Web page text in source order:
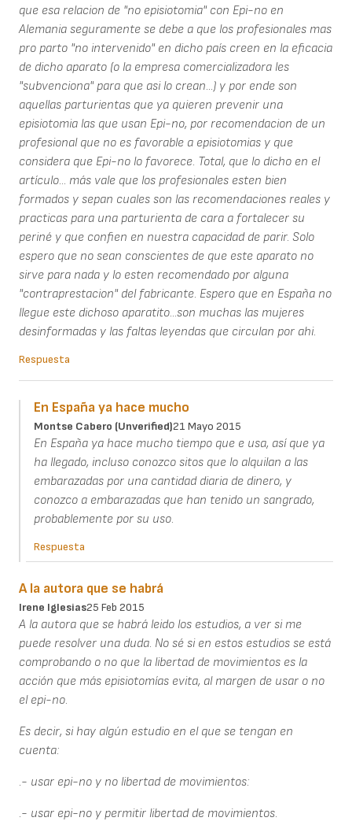
que esa relacion de "no episiotomia" con Epi-no en
Alemania seguramente se debe a que los profesionales mas
pro parto "no intervenido" en dicho país creen en la eficacia
de dicho aparato (o la empresa comercializadora les
"subvenciona" para que asi lo crean...) y por ende son
aquellas parturientas que ya quieren prevenir una
episiotomia las que usan Epi-no, por recomendacion de un
profesional que no es favorable a episiotomias y que
considera que Epi-no lo favorece. Total, que lo dicho en el
artículo... más vale que los profesionales esten bien
formados y sepan cuales son las recomendaciones reales y
practicas para una parturienta de cara a fortalecer su
periné y que confien en nuestra capacidad de parir. Solo
espero que no sean conscientes de que este aparato no
sirve para nada y lo esten recomendado por alguna
"contraprestacion" del fabricante. Espero que en España no
llegue este dichoso aparatito...son muchas las mujeres
desinformadas y las faltas leyendas que circulan por ahi.
Respuesta
En España ya hace mucho
Montse Cabero (unverified)21 Mayo 2015
En España ya hace mucho tiempo que e usa, así que ya
ha llegado, incluso conozco sitos que lo alquilan a las
embarazadas por una cantidad diaria de dinero, y
conozco a embarazadas que han tenido un sangrado,
probablemente por su uso.
Respuesta
A la autora que se habrá
Irene Iglesias25 Feb 2015
A la autora que se habrá leido los estudios, a ver si me
puede resolver una duda. No sé si en estos estudios se está
comprobando o no que la libertad de movimientos es la
acción que más episiotomías evita, al margen de usar o no
el epi-no.
Es decir, si hay algún estudio en el que se tengan en
cuenta:
.- usar epi-no y no libertad de movimientos:
.- usar epi-no y permitir libertad de movimientos.